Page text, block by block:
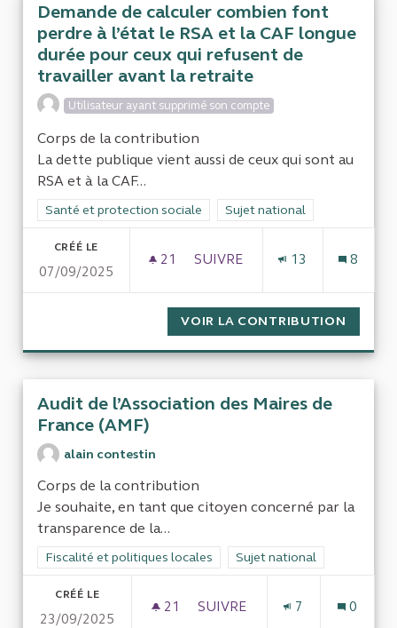
Demande de calculer combien font
perdre à l’état le RSA et la CAF longue
durée pour ceux qui refusent de
travailler avant la retraite
Utilisateur ayant supprimé son compte
Corps de la contribution
La dette publique vient aussi de ceux qui sont au
RSA et à la CAF...
Filtrer les résultats de la catégorie : Santé et protection
Santé et protection sociale Filtrer les résultats pour le
Sujet national
CRÉÉ LE
07/09/2025
21 21 ABONNÉS
SUIVRE
13 8
VOIR LA CONTRIBUTION
Audit de l’Association des Maires de
France (AMF)
alain contestin
Corps de la contribution
Je souhaite, en tant que citoyen concerné par la
transparence de la...
Filtrer les résultats de la catégorie : Fiscalité et politiques
Fiscalité et politiques locales Filtrer les résultats pour le
Sujet national
CRÉÉ LE
23/09/2025
21 21 ABONNÉS
SUIVRE
7 0